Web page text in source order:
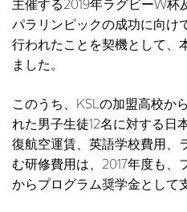
主催する2019年ラグビーW杯
パラリンピックの成功に向け
行われたことを契機として、
ました。
このうち、KSLの加盟高校か
れた男子生徒12名に対する日
復航空運賃、英語学校費用、
む研修費用は、2017年度も、
からプログラム奨学金として